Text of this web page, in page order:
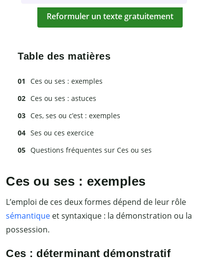
Reformuler un texte gratuitement
Table des matières
Ces ou ses : exemples
Ces ou ses : astuces
Ces, ses ou c’est : exemples
Ses ou ces exercice
Questions fréquentes sur Ces ou ses
Ces ou ses : exemples
L’emploi de ces deux formes dépend de leur rôle
sémantique et syntaxique : la démonstration ou la
possession.
Ces : déterminant démonstratif